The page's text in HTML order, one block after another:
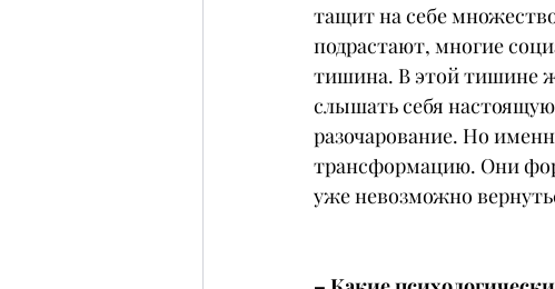
тащит на себе
подрастают, многие
тишина. В этой тишине
слышать себя
разочарование. Но
трансформацию. Они
уже невозможно